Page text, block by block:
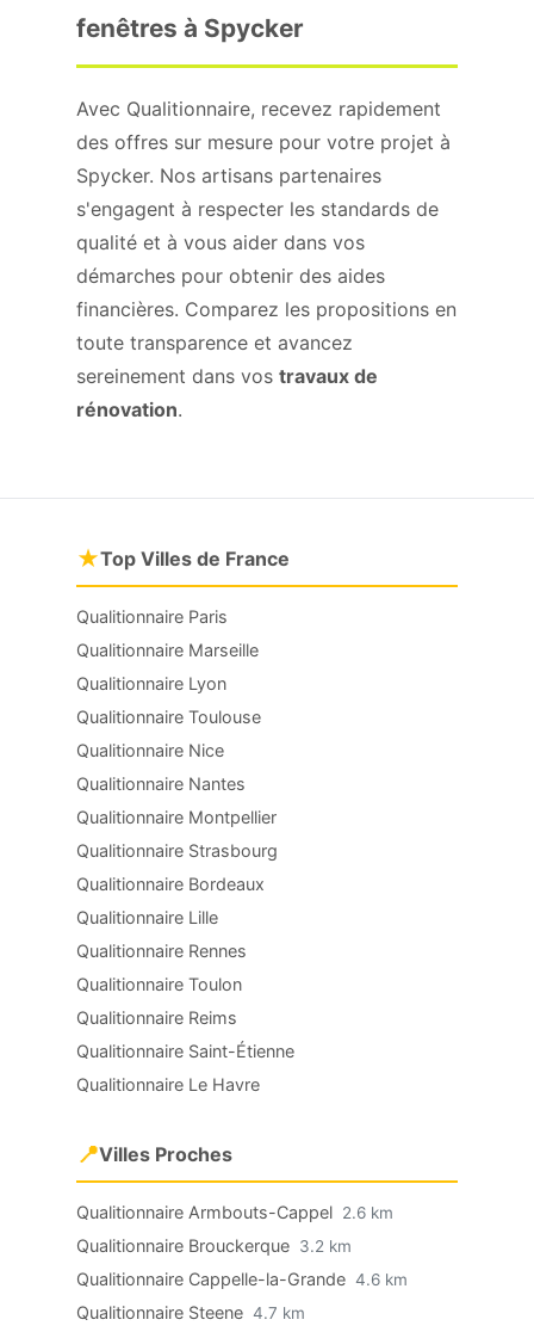
fenêtres à Spycker
Avec Qualitionnaire, recevez rapidement
des offres sur mesure pour votre projet à
Spycker. Nos artisans partenaires
s'engagent à respecter les standards de
qualité et à vous aider dans vos
démarches pour obtenir des aides
financières. Comparez les propositions en
toute transparence et avancez
sereinement dans vos travaux de
rénovation.
★Top Villes de France
Qualitionnaire Paris
Qualitionnaire Marseille
Qualitionnaire Lyon
Qualitionnaire Toulouse
Qualitionnaire Nice
Qualitionnaire Nantes
Qualitionnaire Montpellier
Qualitionnaire Strasbourg
Qualitionnaire Bordeaux
Qualitionnaire Lille
Qualitionnaire Rennes
Qualitionnaire Toulon
Qualitionnaire Reims
Qualitionnaire Saint-Étienne
Qualitionnaire Le Havre
📍Villes Proches
Qualitionnaire Armbouts-Cappel 2.6 km
Qualitionnaire Brouckerque 3.2 km
Qualitionnaire Cappelle-la-Grande 4.6 km
Qualitionnaire Steene 4.7 km